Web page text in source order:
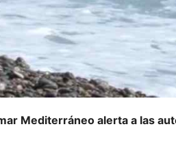
Mediterráneo alerta a las